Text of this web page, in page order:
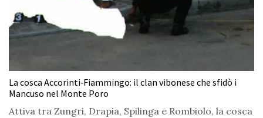
La cosca Accorinti‑Fiammingo: il clan vibonese che sfidò i
Mancuso nel Monte Poro
Attiva tra Zungri, Drapia, Spilinga e Rombiolo, la cosca